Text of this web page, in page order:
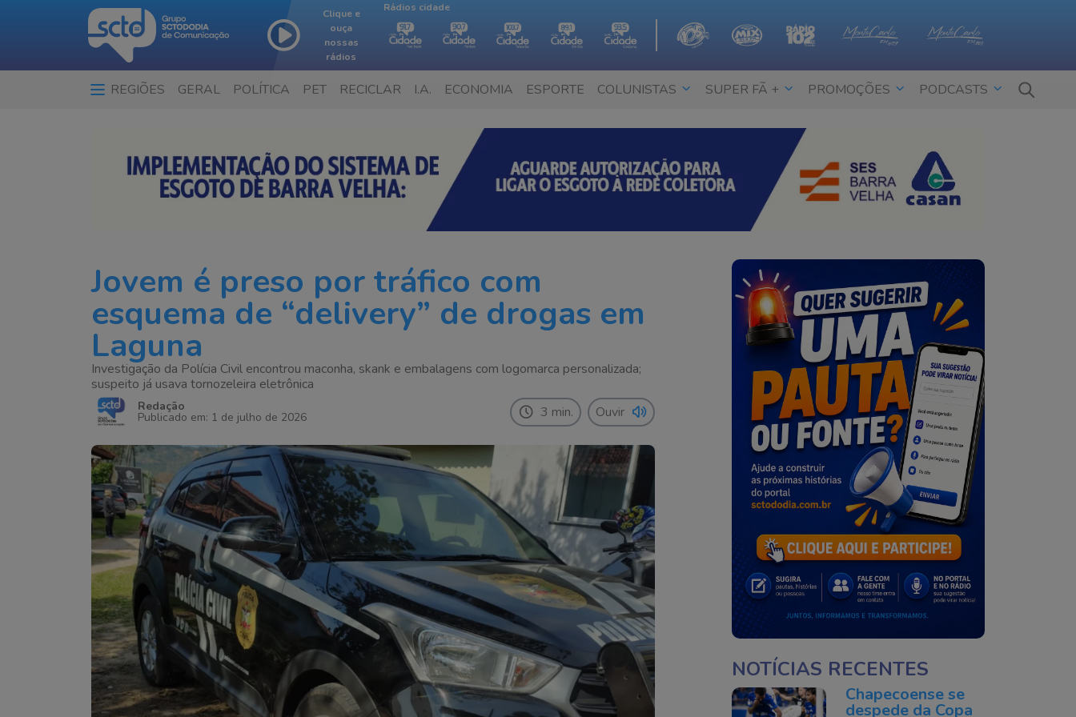
Clique e
ouça
nossas
rádios
Rádios cidade
REGIÕES GERAL POLÍTICA PET RECICLAR I.A. ECONOMIA ESPORTE COLUNISTAS SUPER FÃ + PROMOÇÕES PODCASTS
Jovem é preso por tráfico com
esquema de “delivery” de drogas em
Laguna
Investigação da Polícia Civil encontrou maconha, skank e embalagens com logomarca personalizada;
suspeito já usava tornozeleira eletrônica
Redação
Publicado em: 1 de julho de 2026 3 min. Ouvir
NOTÍCIAS RECENTES
Chapecoense se
despede da Copa